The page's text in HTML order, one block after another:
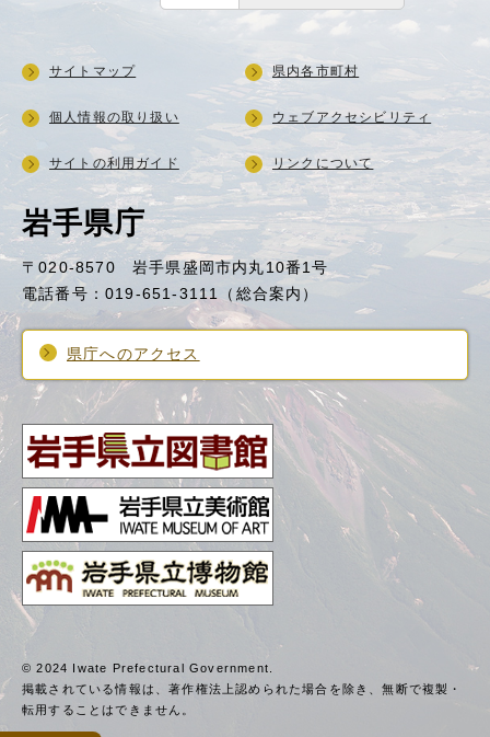
岩手県庁
〒020-8570 岩手県盛岡市内丸10番1号
電話番号：019-651-3111（総合案内）
県庁へのアクセス
サイトマップ 県内各市町村
個人情報の取り扱い ウェブアクセシビリティ
サイトの利用ガイド リンクについて
© 2024 Iwate Prefectural Government.
掲載されている情報は、著作権法上認められた場合を除き、無断で複製・
転用することはできません。